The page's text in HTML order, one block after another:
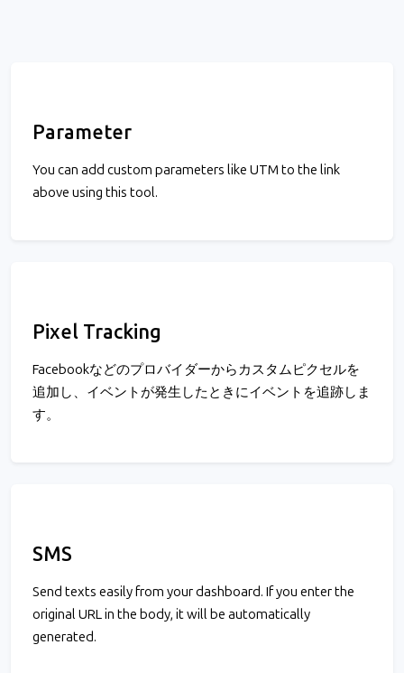
Parameter
You can add custom parameters like UTM to the link
above using this tool.
Pixel Tracking
Facebookなどのプロバイダーからカスタムピクセルを
追加し、イベントが発生したときにイベントを追跡しま
す。
SMS
Send texts easily from your dashboard. If you enter the
original URL in the body, it will be automatically
generated.